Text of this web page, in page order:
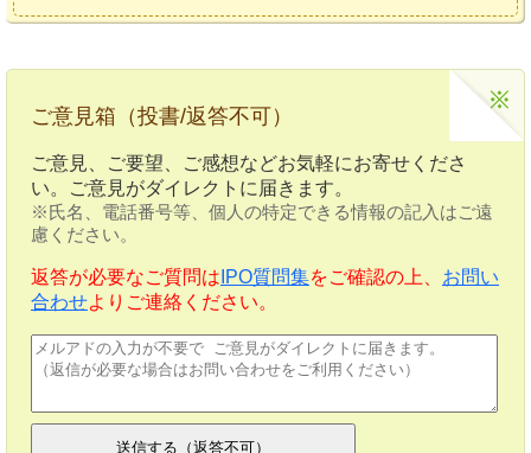
ご意見箱（投書/返答不可）
ご意見、ご要望、ご感想などお気軽にお寄せくださ
い。ご意見がダイレクトに届きます。
※氏名、電話番号等、個人の特定できる情報の記入はご遠
慮ください。
返答が必要なご質問は IPO質問集をご確認の上、 お問い
合わせよりご連絡ください。